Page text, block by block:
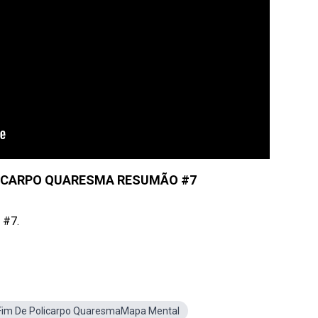
QUARESMA RESUMÃO #7
#7.
De Policarpo QuaresmaMapa Mental